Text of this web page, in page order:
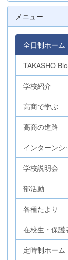
メニュー
全日制ホーム
TAKASHO
学校紹介
高商で学ぶ
高商の進路
インターンシ
学校説明会
部活動
各種たより
在校生・保護
定時制ホーム